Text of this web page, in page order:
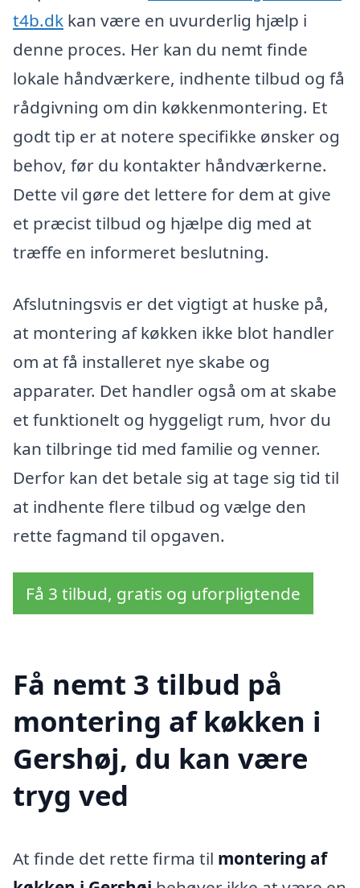
t4b.dk kan være en uvurderlig hjælp i
denne proces. Her kan du nemt finde
lokale håndværkere, indhente tilbud og få
rådgivning om din køkkenmontering. Et
godt tip er at notere specifikke ønsker og
behov, før du kontakter håndværkerne.
Dette vil gøre det lettere for dem at give
et præcist tilbud og hjælpe dig med at
træffe en informeret beslutning.
Afslutningsvis er det vigtigt at huske på,
at montering af køkken ikke blot handler
om at få installeret nye skabe og
apparater. Det handler også om at skabe
et funktionelt og hyggeligt rum, hvor du
kan tilbringe tid med familie og venner.
Derfor kan det betale sig at tage sig tid til
at indhente flere tilbud og vælge den
rette fagmand til opgaven.
Få 3 tilbud, gratis og uforpligtende
Få nemt 3 tilbud på
montering af køkken i
Gershøj, du kan være
tryg ved
At finde det rette firma til montering af